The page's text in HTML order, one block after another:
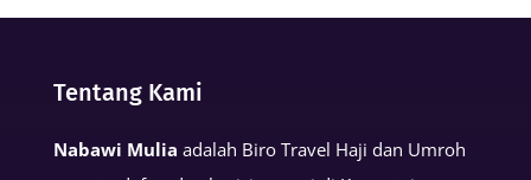
Muslim
Tentang Kami
Nabawi Mulia adalah Biro Travel Haji dan Umroh